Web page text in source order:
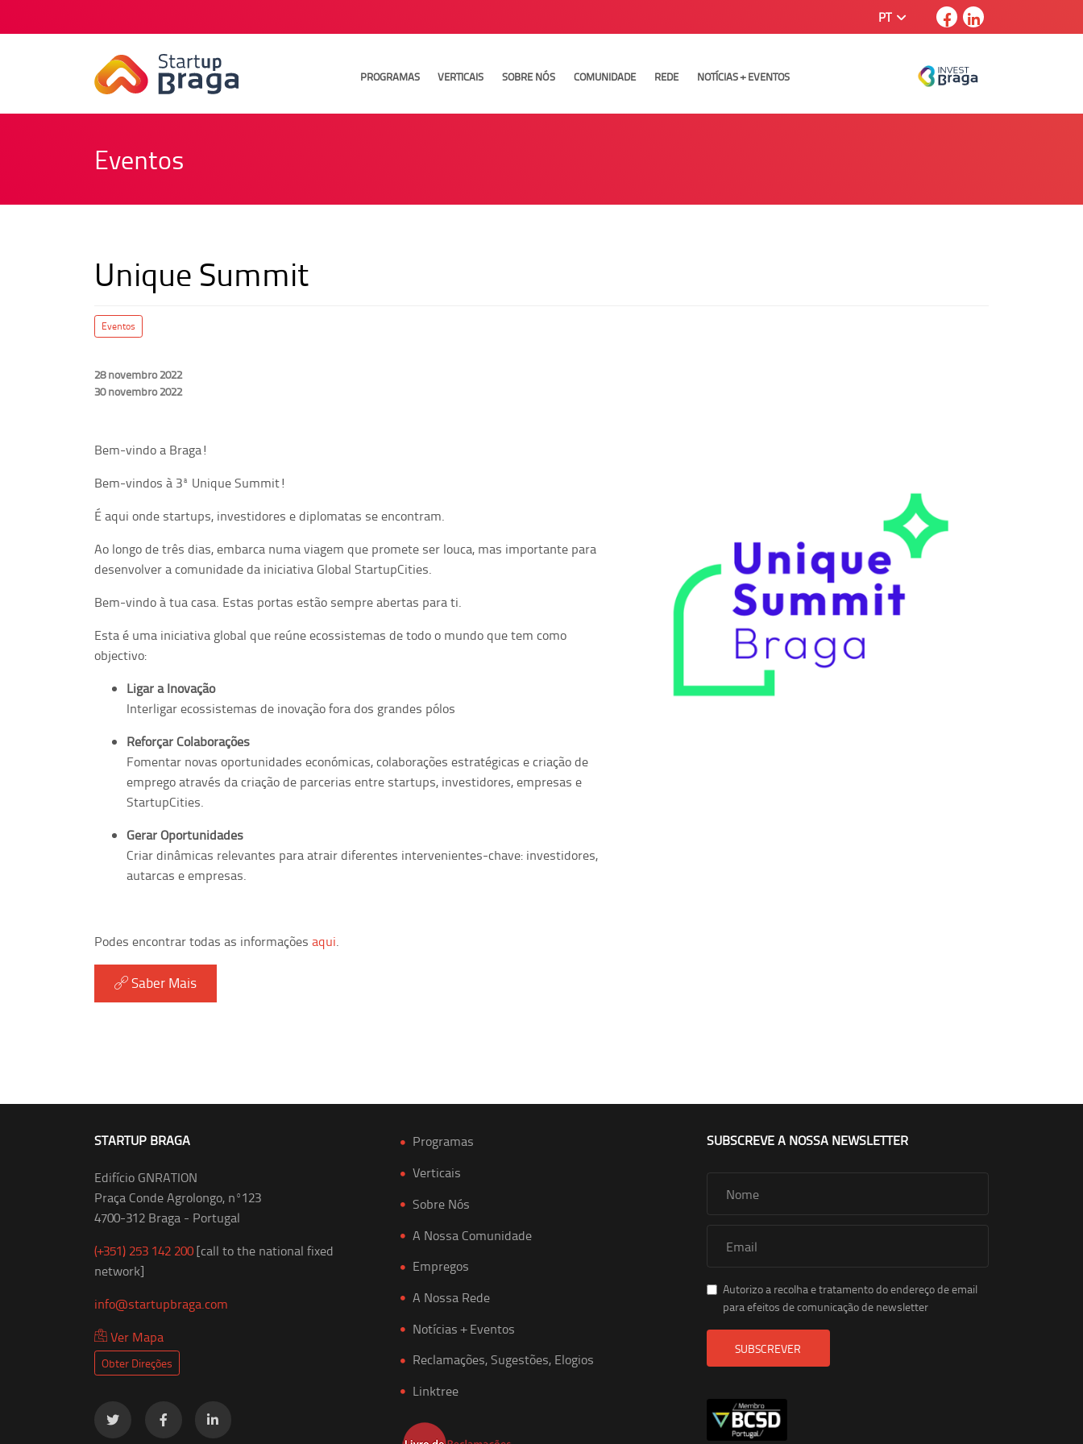
PT
PROGRAMAS VERTICAIS SOBRE NÓS COMUNIDADE REDE NOTÍCIAS + EVENTOS
Eventos
Unique Summit
Eventos
28 novembro 2022
30 novembro 2022
Bem-vindo a Braga!
Bem-vindos à 3ª Unique Summit!
É aqui onde startups, investidores e diplomatas se encontram.
Ao longo de três dias, embarca numa viagem que promete ser louca, mas importante para
desenvolver a comunidade da iniciativa Global StartupCities.
Bem-vindo à tua casa. Estas portas estão sempre abertas para ti.
Esta é uma iniciativa global que reúne ecossistemas de todo o mundo que tem como
objectivo:
Ligar a Inovação
Interligar ecossistemas de inovação fora dos grandes pólos
Reforçar Colaborações
Fomentar novas oportunidades económicas, colaborações estratégicas e criação de
emprego através da criação de parcerias entre startups, investidores, empresas e
StartupCities.
Gerar Oportunidades
Criar dinâmicas relevantes para atrair diferentes intervenientes-chave: investidores,
autarcas e empresas.
Podes encontrar todas as informações aqui.
Saber Mais
STARTUP BRAGA
Edifício GNRATION
Praça Conde Agrolongo, nº123
4700-312 Braga - Portugal
(+351) 253 142 200[call to the national fixed
network]
info@startupbraga.com
Ver Mapa
Obter Direções
Programas
Verticais
Sobre Nós
A Nossa Comunidade
Empregos
A Nossa Rede
Notícias + Eventos
Reclamações, Sugestões, Elogios
Linktree
SUBSCREVE A NOSSA NEWSLETTER
Autorizo a recolha e tratamento do endereço de email
para efeitos de comunicação de newsletter
SUBSCREVER